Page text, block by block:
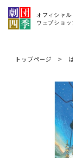
トップページ >